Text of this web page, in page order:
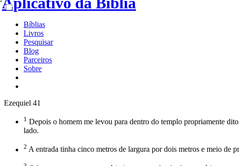
Bíblias
Livros
Pesquisar
Blog
Parceiros
Sobre
Ezequiel 41
1 Depois o homem me levou para dentro do templo propriamente
lado.
2 A entrada tinha cinco metros de largura por dois metros e meio de